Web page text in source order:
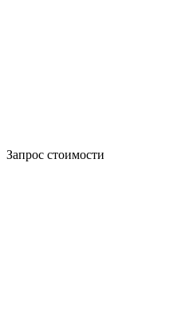
Запрос стоимости